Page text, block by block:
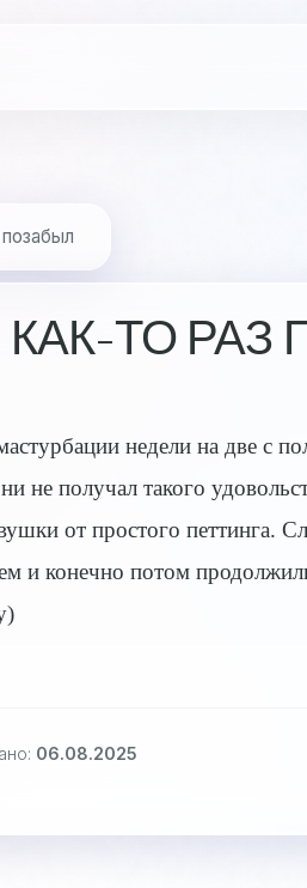
КАК-ТО РАЗ
недели на две с
не получал такого
от простого петтинга.
и конечно потом
06.08.2025